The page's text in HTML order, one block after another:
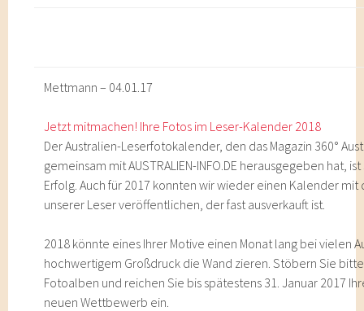
Mettmann – 04.01.17
Jetzt mitmachen! Ihre Fotos im Leser-Kalender 2018
Der Australien-Leserfotokalender, den das Magazin 360°
gemeinsam mit AUSTRALIEN-INFO.DE herausgegeben hat,
Erfolg. Auch für 2017 konnten wir wieder einen Kalender mit
unserer Leser veröffentlichen, der fast ausverkauft ist.
2018 könnte eines Ihrer Motive einen Monat lang bei vielen
hochwertigem Großdruck die Wand zieren. Stöbern Sie
Fotoalben und reichen Sie bis spätestens 31. Januar 2017
neuen Wettbewerb ein.